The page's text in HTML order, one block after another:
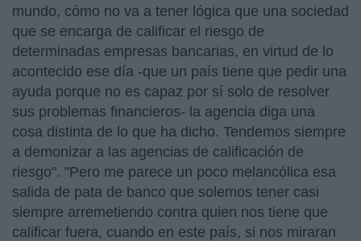
mundo, cómo no va a tener lógica que una sociedad
que se encarga de calificar el riesgo de
determinadas empresas bancarias, en virtud de lo
acontecido ese día -que un país tiene que pedir una
ayuda porque no es capaz por sí solo de resolver
sus problemas financieros- la agencia diga una
cosa distinta de lo que ha dicho. Tendemos siempre
a demonizar a las agencias de calificación de
riesgo". "Pero me parece un poco melancólica esa
salida de pata de banco que solemos tener casi
siempre arremetiendo contra quien nos tiene que
calificar fuera, cuando en este país, si nos miraran